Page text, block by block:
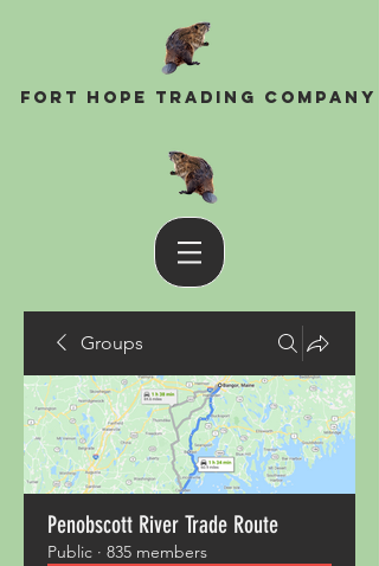
Fort Hope Trading Company
Groups
Penobscott River Trade Route
Public · 835 members